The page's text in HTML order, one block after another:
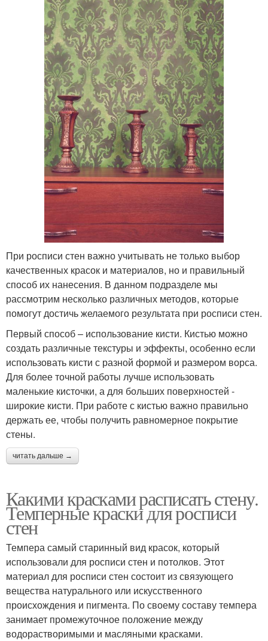
При росписи стен важно учитывать не только выбор
качественных красок и материалов, но и правильный
способ их нанесения. В данном подразделе мы
рассмотрим несколько различных методов, которые
помогут достичь желаемого результата при росписи стен.
Первый способ – использование кисти. Кистью можно
создать различные текстуры и эффекты, особенно если
использовать кисти с разной формой и размером ворса.
Для более точной работы лучше использовать
маленькие кисточки, а для больших поверхностей -
широкие кисти. При работе с кистью важно правильно
держать ее, чтобы получить равномерное покрытие
стены.
читать дальше →
Какими красками расписать стену.
Темперные краски для росписи
стен
Темпера самый старинный вид красок, который
использовали для росписи стен и потолков. Этот
материал для росписи стен состоит из связующего
вещества натурального или искусственного
происхождения и пигмента. По своему составу темпера
занимает промежуточное положение между
водорастворимыми и масляными красками.